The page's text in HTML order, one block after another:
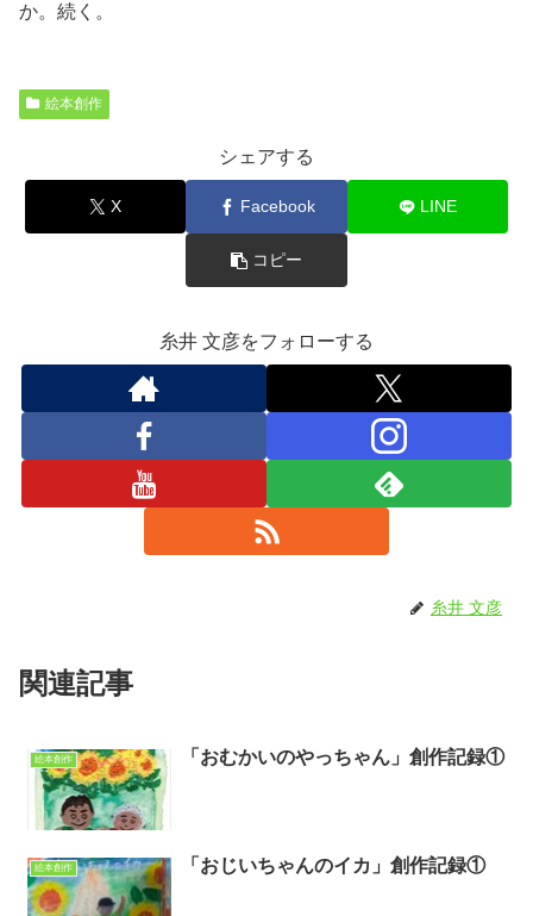
か。続く。
絵本創作
シェアする
X Facebook LINE
コピー
糸井 文彦をフォローする
糸井 文彦
関連記事
絵本創作 「おむかいのやっちゃん」創作記録①
絵本創作 「おじいちゃんのイカ」創作記録①